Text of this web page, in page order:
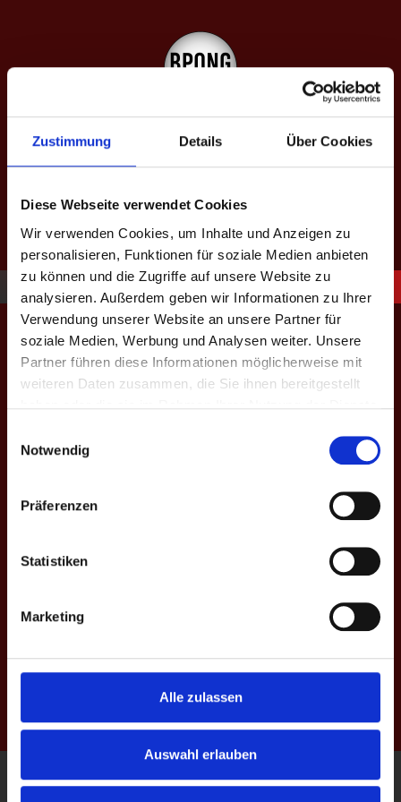
Zustimmung Details Über Cookies
Diese Webseite verwendet Cookies
Wir verwenden Cookies, um Inhalte und Anzeigen zu
personalisieren, Funktionen für soziale Medien anbieten
zu können und die Zugriffe auf unsere Website zu
analysieren. Außerdem geben wir Informationen zu Ihrer
Verwendung unserer Website an unsere Partner für
soziale Medien, Werbung und Analysen weiter. Unsere
Partner führen diese Informationen möglicherweise mit
weiteren Daten zusammen, die Sie ihnen bereitgestellt
Notwendig
Präferenzen
Statistiken
Marketing
Alle zulassen
Auswahl erlauben
SAISON XIII: SPÄTJAHR 2026
equipped by BeerBaller
OBPM – 6vs6 Random
Kontakt|Impressum|Datenschutz|AGBs